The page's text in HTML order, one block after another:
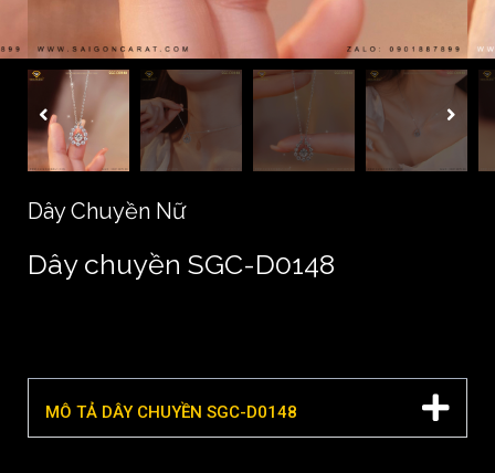
Dây Chuyền Nữ
Dây chuyền SGC-D0148
MÔ TẢ DÂY CHUYỀN SGC-D0148